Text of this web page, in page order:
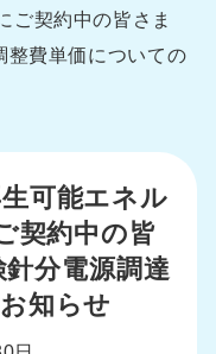
ご契約中の皆さま
整費単価についての
可能エネル
契約中の皆
分電源調達
知らせ